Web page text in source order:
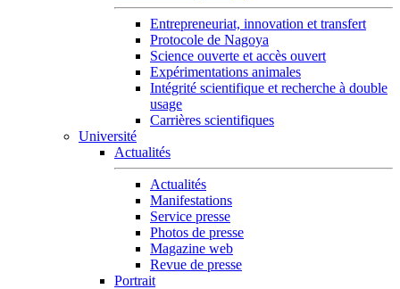
Entrepreneuriat, innovation et transfert
Protocole de Nagoya
Science ouverte et accès ouvert
Expérimentations animales
Intégrité scientifique et recherche à double
usage
Carrières scientifiques
Université
Actualités
Actualités
Manifestations
Service presse
Photos de presse
Magazine web
Revue de presse
Portrait